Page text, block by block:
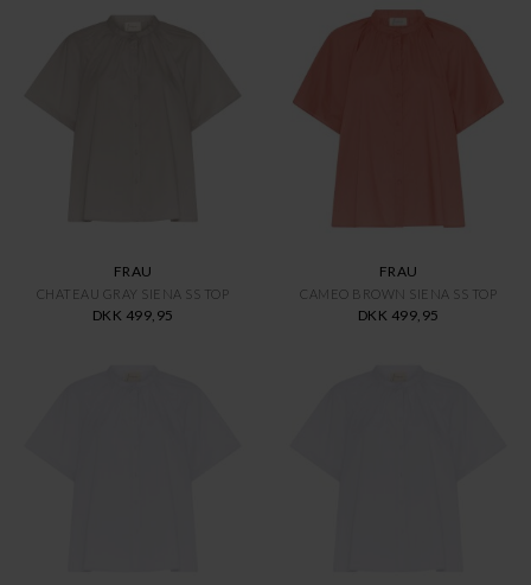
FRAU
CHATEAU GRAY SIENA SS TOP
DKK 499,95
FRAU
CAMEO BROWN SIENA SS TOP
DKK 499,95